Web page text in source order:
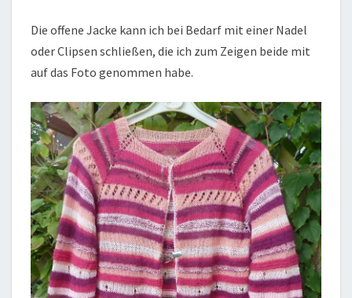
Die offene Jacke kann ich bei Bedarf mit einer Nadel
oder Clipsen schließen, die ich zum Zeigen beide mit
auf das Foto genommen habe.